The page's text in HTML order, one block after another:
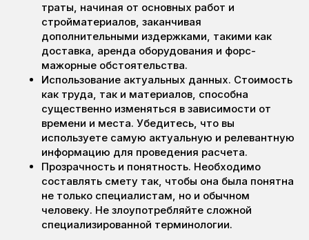
траты, начиная от основных работ и
стройматериалов, заканчивая
дополнительными издержками, такими как
доставка, аренда оборудования и форс-
мажорные обстоятельства.
Использование актуальных данных. Стоимость
как труда, так и материалов, способна
существенно изменяться в зависимости от
времени и места. Убедитесь, что вы
используете самую актуальную и релевантную
информацию для проведения расчета.
Прозрачность и понятность. Необходимо
составлять смету так, чтобы она была понятна
не только специалистам, но и обычном
человеку. Не злоупотребляйте сложной
специализированной терминологии.